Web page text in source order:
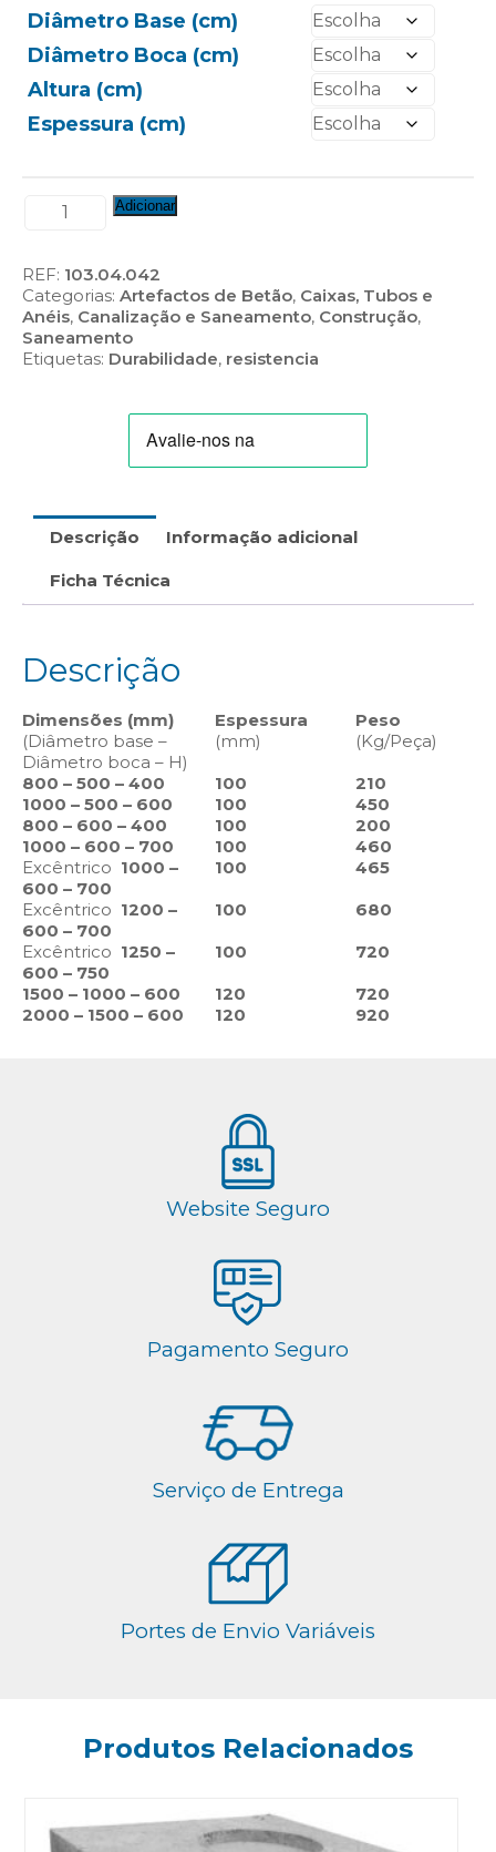
Diâmetro Base (cm)
Diâmetro Boca (cm)
Altura (cm)
Espessura (cm)
QuantidadeAdicionar
REF: 103.04.042
Categorias: Artefactos de Betão, Caixas, Tubos e
Anéis, Canalização e Saneamento, Construção,
Saneamento
Etiquetas: Durabilidade, resistencia
Descrição Informação adicional
Ficha Técnica
Descrição
Dimensões (mm)
(Diâmetro base –
Diâmetro boca – H)
Espessura
(mm)
Peso
(Kg/Peça)
800 – 500 – 400
100
210
1000 – 500 – 600
100
450
800 – 600 – 400
100
200
1000 – 600 – 700
100
460
Excêntrico 1000 –
600 – 700
100
465
Excêntrico 1200 –
600 – 700
100
680
Excêntrico 1250 –
600 – 750
100
720
1500 – 1000 – 600
120
720
2000 – 1500 – 600
120 920
Website Seguro
Pagamento Seguro
Serviço de Entrega
Portes de Envio Variáveis
Produtos Relacionados